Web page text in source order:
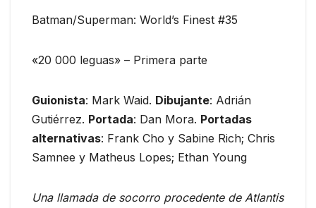
Batman/Superman: World’s Finest #35
«20 000 leguas» – Primera parte
Guionista: Mark Waid. Dibujante: Adrián
Gutiérrez. Portada: Dan Mora. Portadas
alternativas: Frank Cho y Sabine Rich; Chris
Samnee y Matheus Lopes; Ethan Young
Una llamada de socorro procedente de Atlantis